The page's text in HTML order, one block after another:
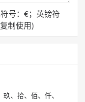
号：€；英镑符
制使用)
、拾、佰、仟、